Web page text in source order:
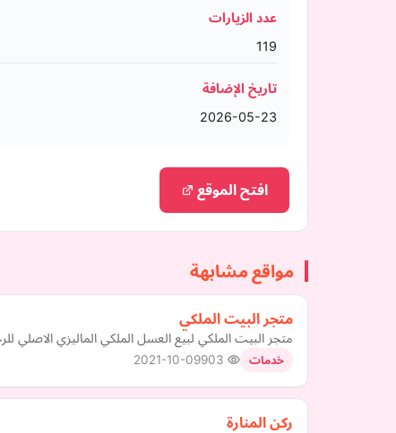
عدد الزيارات
119
تاريخ الإضافة
2026-05-23
افتح الموقع
مواقع مشابهة
متجر البيت الملكي
متجر البيت الملكي لبيع العسل الملكي الماليزي الاصلي
خدمات 2021-10-09
ركن المنارة